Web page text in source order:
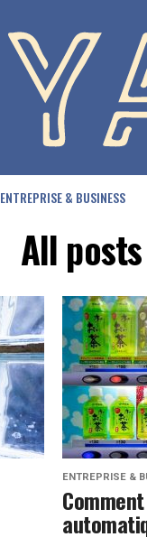
ENTREPRISE & BUSINESS
All
ENTREPRISE &